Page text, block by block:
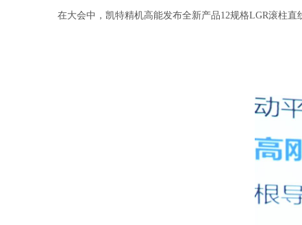
在大会中，凯特精机高能发布全新产品12规格LGR滚柱